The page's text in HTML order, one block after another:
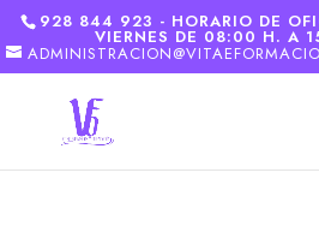
928 844 923 - HORARIO DE
VIERNES DE 08:00 H. A